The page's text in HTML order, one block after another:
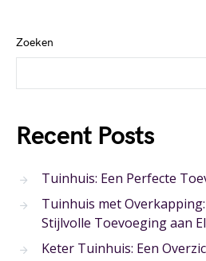
Zoeken
Recent Posts
Tuinhuis: Een Perfecte
Tuinhuis met
Stijlvolle Toevoeging aan
Keter Tuinhuis: Een